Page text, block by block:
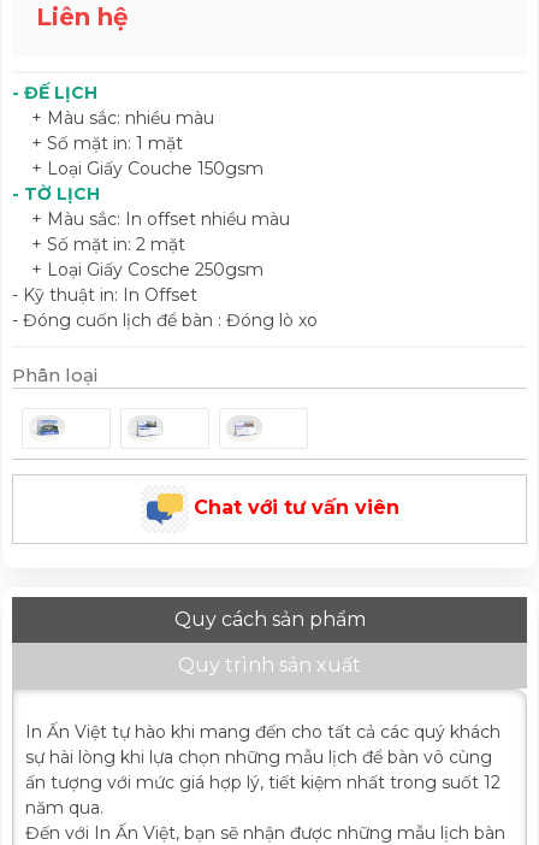
Liên hệ
- ĐẾ LỊCH
+ Màu sắc: nhiều màu
+ Số mặt in: 1 mặt
+ Loại Giấy Couche 150gsm
- TỜ LỊCH
+ Màu sắc: In offset nhiều màu
+ Số mặt in: 2 mặt
+ Loại Giấy Cosche 250gsm
- Kỹ thuật in: In Offset
- Đóng cuốn lịch để bàn : Đóng lò xo
Phân loại
Chat với tư vấn viên
Quy cách sản phẩm
Quy trình sản xuất
In Ấn Việt tự hào khi mang đến cho tất cả các quý khách
sự hài lòng khi lựa chọn những mẫu lịch để bàn vô cùng
ấn tượng với mức giá hợp lý, tiết kiệm nhất trong suốt 12
năm qua.
Đến với In Ấn Việt, bạn sẽ nhận được những mẫu lịch bàn